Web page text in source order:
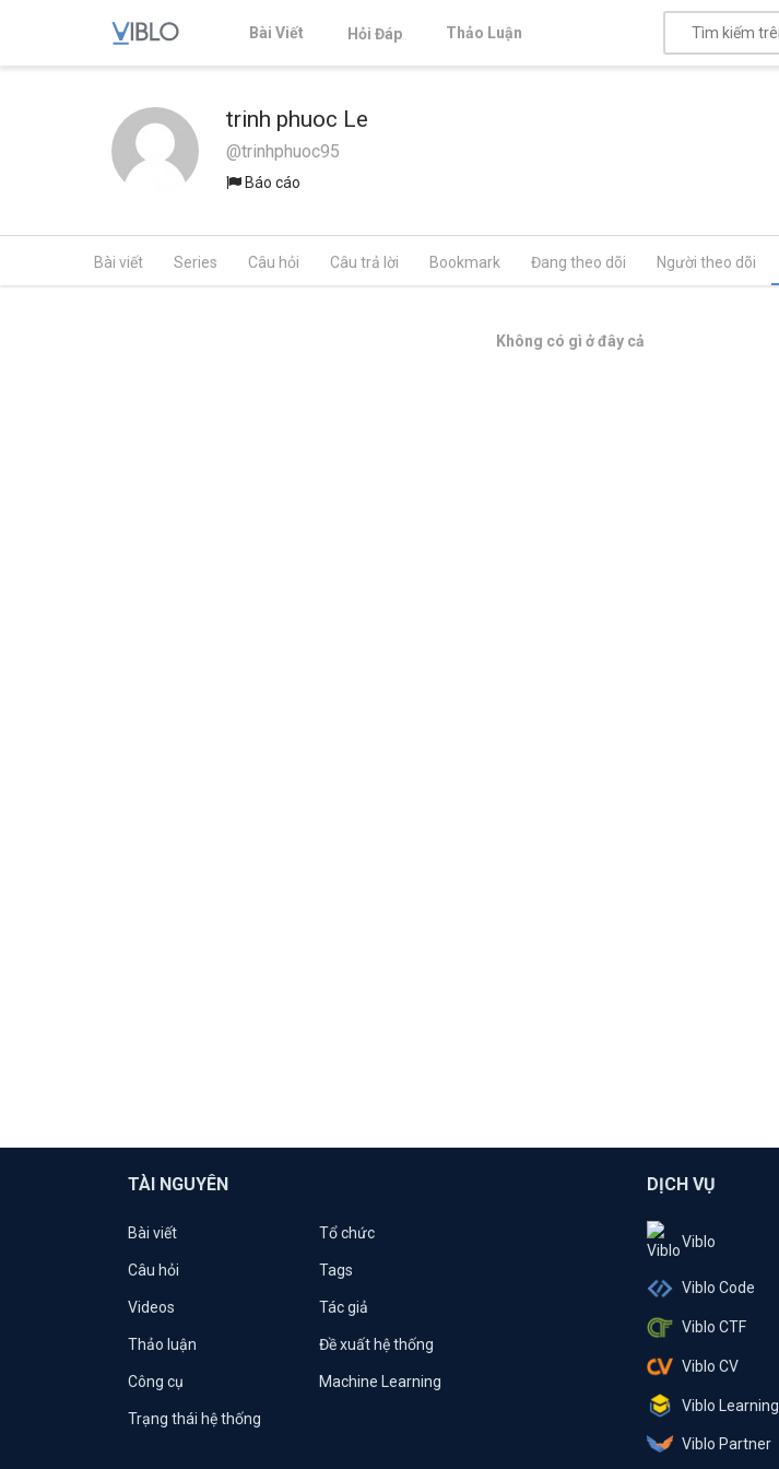
Bài Viết Hỏi Đáp Thảo Luận
trinh phuoc Le
@trinhphuoc95
Báo cáo
Bài viết Series Câu hỏi Câu trả lời Bookmark Đang theo dõi Người theo dõi
Không có gì ở đây cả
TÀI NGUYÊN
Bài viết Tổ chức
Câu hỏi Tags
Videos Tác giả
Thảo luận Đề xuất hệ thống
Công cụ Machine Learning
Trạng thái hệ thống
DỊCH VỤ
Viblo
Viblo Code
Viblo CTF
Viblo CV
Viblo Learning
Viblo Partner